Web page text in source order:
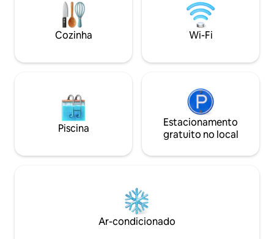
comodidades disponíveis. Entrada para
dias tranquilos à beira-mar e natureza e
pode experimentar, entre outras coisas,
alces e águias marinhas de perto.
desfrutar da natureza e da diversão da
eletricidade e Wi-Fi. A água é
do riacho, no
latas com água. Outhouse localizado nas
proximidades.
Cozinha Wi-Fi
Piscina
Estacionamento
gratuito no local
Ar-condicionado